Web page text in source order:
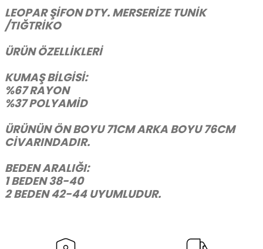
LEOPAR ŞİFON DTY. MERSERİZE TUNİK
/TIĞTRİKO
ÜRÜN ÖZELLİKLERİ
KUMAŞ BİLGİSİ:
%67 RAYON
%37 POLYAMİD
ÜRÜNÜN ÖN BOYU 71CM ARKA BOYU 76CM
CİVARINDADIR.
BEDEN ARALIĞI:
1 BEDEN 38-40
2 BEDEN 42-44 UYUMLUDUR.